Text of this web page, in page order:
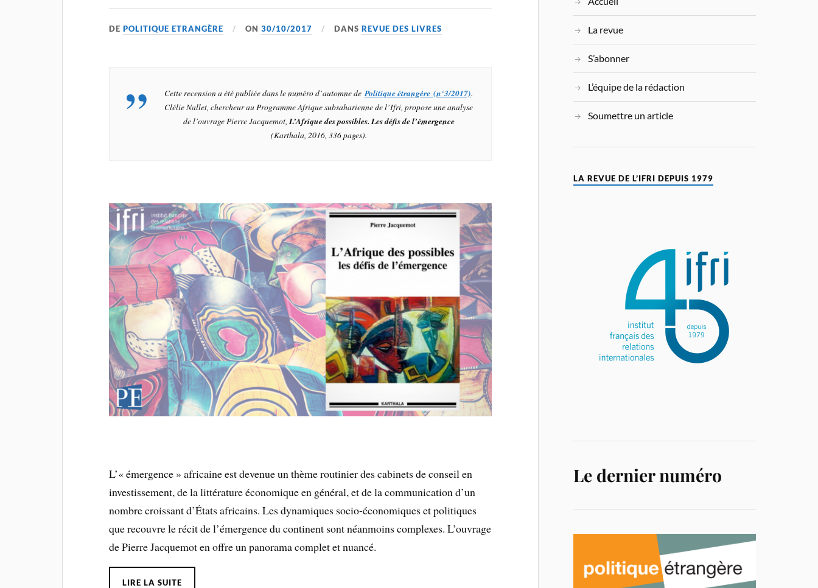
DEPOLITIQUE ETRANGÈRE ON30/10/2017 DANSREVUE DES LIVRES
Cette recension a été publiée dans le numéro d’automne dePolitique étrangère (n°3/2017).
Clélie Nallet, chercheur au Programme Afrique subsaharienne de l’Ifri, propose une analyse
de l’ouvrage Pierre Jacquemot,L’Afrique des possibles. Les défis de l’émergence
(Karthala, 2016, 336 pages).
L’« émergence » africaine est devenue un thème routinier des cabinets de conseil en
investissement, de la littérature économique en général, et de la communication d’un
nombre croissant d’États africains. Les dynamiques socio-économiques et politiques
que recouvre le récit de l’émergence du continent sont néanmoins complexes. L’ouvrage
de Pierre Jacquemot en offre un panorama complet et nuancé.
LIRE LA SUITE
La revue
S’abonner
L’équipe de la rédaction
Soumettre un article
LA REVUE DE L’IFRI DEPUIS 1979
Le dernier numéro